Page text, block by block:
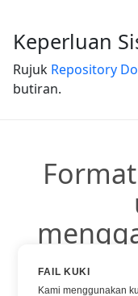
Keperluan
Rujuk Repository
butiran.
Anda boleh
FAIL KUKI
Kami menggunakan